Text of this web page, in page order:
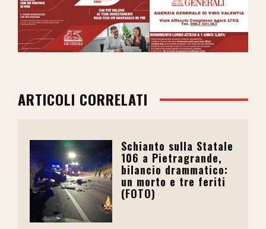
ARTICOLI CORRELATI
Schianto sulla Statale
106 a Pietragrande,
bilancio drammatico:
un morto e tre feriti
(FOTO)